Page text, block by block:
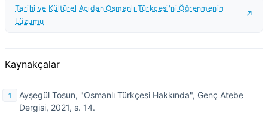
Tarihi ve Kültürel Açıdan Osmanlı Türkçesi'ni Öğrenmenin
Lüzumu
Kaynakçalar
Ayşegül Tosun, "Osmanlı Türkçesi Hakkında", Genç Atebe
Dergisi, 2021, s. 14.